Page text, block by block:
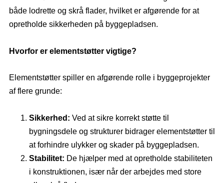
både lodrette og skrå flader, hvilket er afgørende for at
opretholde sikkerheden på byggepladsen.
Hvorfor er elementstøtter vigtige?
Elementstøtter spiller en afgørende rolle i byggeprojekter
af flere grunde:
Sikkerhed: Ved at sikre korrekt støtte til
bygningsdele og strukturer bidrager elementstøtter til
at forhindre ulykker og skader på byggepladsen.
Stabilitet: De hjælper med at opretholde stabiliteten
i konstruktionen, især når der arbejdes med store